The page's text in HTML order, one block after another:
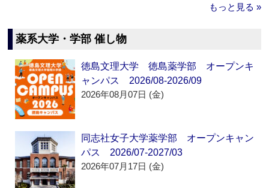
もっと見る »
薬系大学・学部 催し物
徳島文理大学 徳島薬学部 オープンキ
ャンパス 2026/08-2026/09
2026年08月07日 (金)
同志社女子大学薬学部 オープンキャン
パス 2026/07-2027/03
2026年07月17日 (金)